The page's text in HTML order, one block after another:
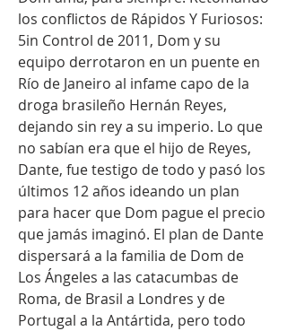
los conflictos de Rápidos Y Furiosos:
5in Control de 2011, Dom y su
equipo derrotaron en un puente en
Río de Janeiro al infame capo de la
droga brasileño Hernán Reyes,
dejando sin rey a su imperio. Lo que
no sabían era que el hijo de Reyes,
Dante, fue testigo de todo y pasó los
últimos 12 años ideando un plan
para hacer que Dom pague el precio
que jamás imaginó. El plan de Dante
dispersará a la familia de Dom de
Los Ángeles a las catacumbas de
Roma, de Brasil a Londres y de
Portugal a la Antártida, pero todo